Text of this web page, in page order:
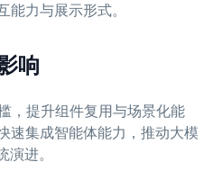
力与展示形式。
响
，提升组件复用与场景化能
速集成智能体能力，推动大模
进。